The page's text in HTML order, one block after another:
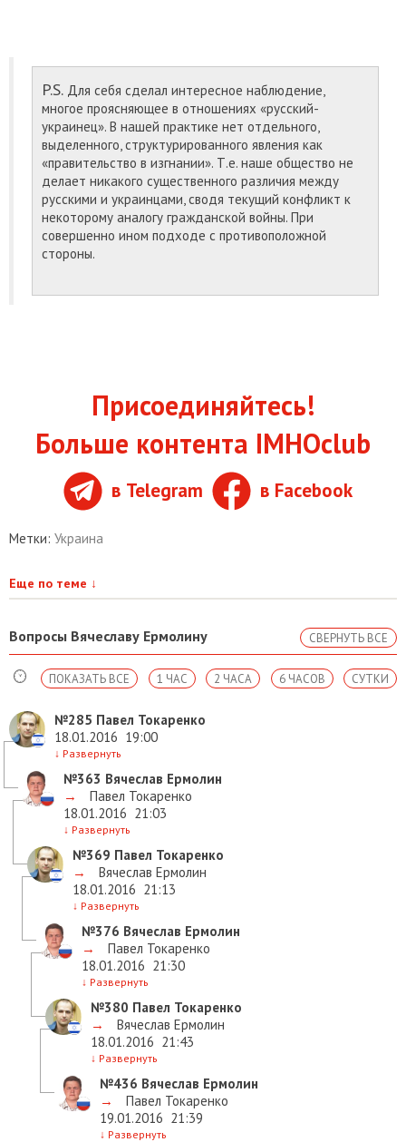
P.S. Для себя сделал интересное наблюдение,
многое проясняющее в отношениях «русский-
украинец». В нашей практике нет отдельного,
выделенного, структурированного явления как
«правительство в изгнании». Т.е. наше общество не
делает никакого существенного различия между
русскими и украинцами, сводя текущий конфликт к
некоторому аналогу гражданской войны. При
совершенно ином подходе с противоположной
стороны.
Присоединяйтесь!
Больше контента IMHOclub
в Telegram в Facebook
Метки: Украина
Еще по теме ↓
Вопросы Вячеславу Ермолину СВЕРНУТЬ ВСЕ
СУТКИ
6 ЧАСОВ
2 ЧАСА
1 ЧАС
ПОКАЗАТЬ ВСЕ
№285 Павел Токаренко
18.01.2016 19:00
↓ Развернуть
№363 Вячеслав Ермолин
→
Павел Токаренко
18.01.2016 21:03
↓ Развернуть
№369 Павел Токаренко
→
Вячеслав Ермолин
18.01.2016 21:13
↓ Развернуть
№376 Вячеслав Ермолин
→
Павел Токаренко
18.01.2016 21:30
↓ Развернуть
№380 Павел Токаренко
→
Вячеслав Ермолин
18.01.2016 21:43
↓ Развернуть
№436 Вячеслав Ермолин
→
Павел Токаренко
19.01.2016 21:39
↓ Развернуть